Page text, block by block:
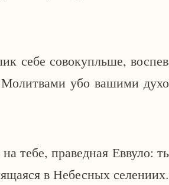
себе совокупльше,
убо вашими
тебе, праведная Еввуло:
в Небесных селениих.